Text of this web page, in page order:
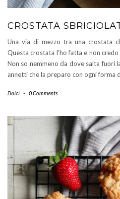
CROSTATA
Una via di mezzo tra una crostata
Questa crostata l’ho fatta e non
Non so nemmeno da dove salta fuori
annetti che la preparo con ogni forma
Dolci - 0 Comments